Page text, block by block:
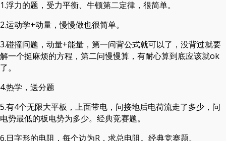
1.浮力的题，受力平衡、牛顿第二定律，很简单。
2.运动学+动量，慢慢做也很简单。
3.碰撞问题，动量+能量，第一问背公式就可以了，没背过就要
解一个挺麻烦的方程，第二问慢慢算，有耐心算到底应该就ok
了。
4.热学，送分题
5.有4个无限大平板，上面带电，问接地后电荷流走了多少，问
电势最低的板电势为多少。经典竞赛题。
6.日字形的电阻，每个边为R，求总电阻。经典竞赛题。